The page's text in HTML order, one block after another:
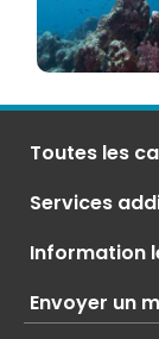
Toutes les
Services
Information
Envoyer un